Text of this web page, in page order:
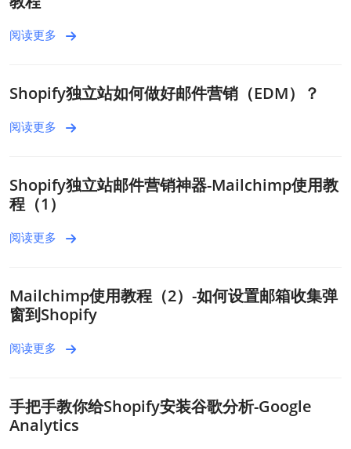
阅读更多
Shopify独立站如何做好邮件营销（EDM）？
阅读更多
Shopify独立站邮件营销神器-Mailchimp使用教
程（1）
阅读更多
Mailchimp使用教程（2）-如何设置邮箱收集弹
窗到Shopify
阅读更多
手把手教你给Shopify安装谷歌分析-Google
Analytics